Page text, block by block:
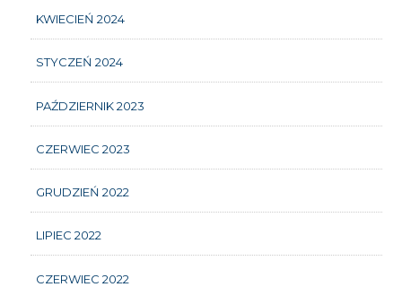
KWIECIEŃ 2024
STYCZEŃ 2024
PAŹDZIERNIK 2023
CZERWIEC 2023
GRUDZIEŃ 2022
LIPIEC 2022
CZERWIEC 2022